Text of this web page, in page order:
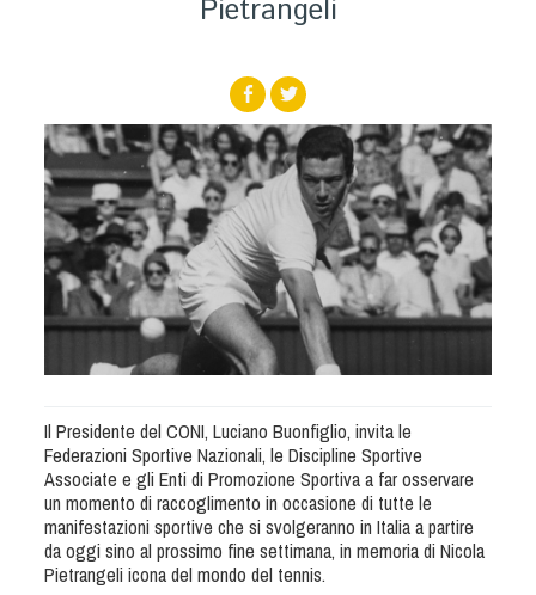
Pietrangeli
Il Presidente del CONI, Luciano Buonfiglio, invita le
Federazioni Sportive Nazionali, le Discipline Sportive
Associate e gli Enti di Promozione Sportiva a far osservare
un momento di raccoglimento in occasione di tutte le
manifestazioni sportive che si svolgeranno in Italia a partire
da oggi sino al prossimo fine settimana, in memoria di Nicola
Pietrangeli icona del mondo del tennis.
Società
Albo Fornitori
Referenti e gruppi di lavoro regionali
Scuole Federali
Tecnici
Direttori di Gara
Formazione
Calendario Manifestazioni
Organi di Giustizia - Dispositivi
Modelli e moduli
Guida Locandine Ufficiali
Tiro di Campagna
English e Training Sporting